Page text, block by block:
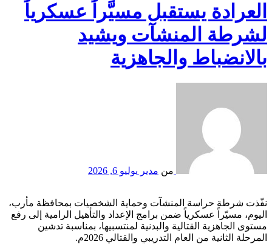
العرادة يستقبل مسيَّراً عسكرياً
لشرطة المنشآت ويشيد
بالانضباط والجاهزية
من مدير يوليو 6, 2026
نفّذت شرطة حراسة المنشآت وحماية الشخصيات بمحافظة مأرب،
اليوم، مسيّراً عسكرياً ضمن برامج الإعداد والتأهيل الرامية إلى رفع
مستوى الجاهزية القتالية والبدنية لمنتسبيها، بمناسبة تدشين
المرحلة الثانية من العام التدريبي والقتالي 2026م.